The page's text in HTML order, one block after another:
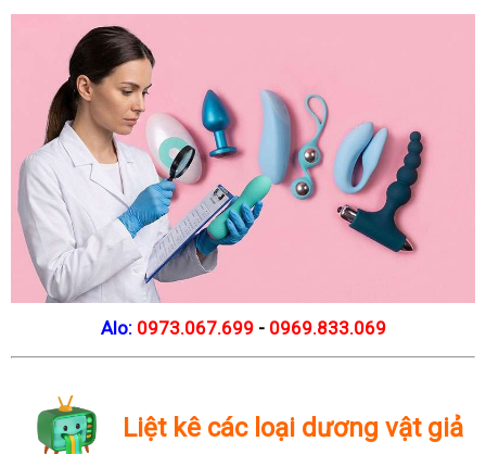
Alo: 0973.067.699 - 0969.833.069
Liệt kê các loại dương vật giả